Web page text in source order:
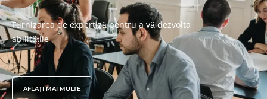
Furnizarea de expertiză pentru a vă dezvolta
abilitățile
AFLAȚI MAI MULTE